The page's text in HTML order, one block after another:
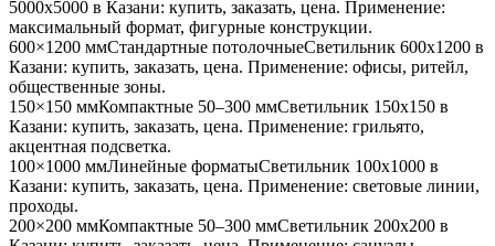
5000x5000 в Казани: купить, заказать, цена. Применение:
максимальный формат, фигурные конструкции.
600×1200 ммСтандартные потолочныеСветильник 600x1200 в
Казани: купить, заказать, цена. Применение: офисы, ритейл,
общественные зоны.
150×150 ммКомпактные 50–300 ммСветильник 150x150 в
Казани: купить, заказать, цена. Применение: грильято,
акцентная подсветка.
100×1000 ммЛинейные форматыСветильник 100x1000 в
Казани: купить, заказать, цена. Применение: световые линии,
проходы.
200×200 ммКомпактные 50–300 ммСветильник 200x200 в